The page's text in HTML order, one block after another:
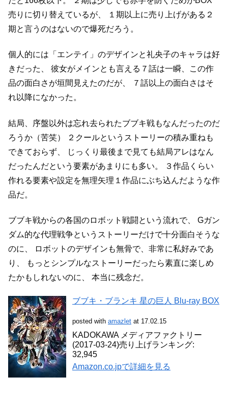
売りに切り替えているが、
１期以上に売り上げがある２
期と言うのはないので爆死だろう。
個人的には「エンテイ」のデザインと礼央子のキャラは好
きだった、
彼女がメインとも言える７話は一瞬、この作
品の面白さが垣間見えたのだが、
７話以上の面白さはそ
れ以降になかった。
結局、序盤以外は忘れ去られたブブキ戦もなんだったのだ
ろうか（苦笑）
２クールというストーリーの積み重ねも
できておらず、
じっくり最後まで見ても結局アレはなん
だったんだという要素があまりにも多い。
３作品くらい
作れる要素や設定を無理矢理１作品にぶち込んだような作
品だ。
ブブキ戦からの各国のロボット戦闘という流れで、
Gガン
ダム的な代理戦争というストーリーだけで十分面白そうな
のに、
ロボットのデザインも無骨で、非常に私好みであ
り、
もっとシンプルなストーリーだったら素直に楽しめ
たかもしれないのに、
本当に残念だ。
ブブキ・ブランキ 星の巨人 Blu-ray BOX
posted with amazlet at 17.02.15
KADOKAWA メディアファクトリー
(2017-03-24)売り上げランキング:
32,945
Amazon.co.jpで詳細を見る